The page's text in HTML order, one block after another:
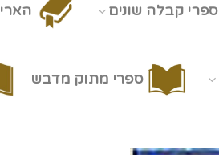
ספרי קבלה שונים
ספרי מתוק מדבש